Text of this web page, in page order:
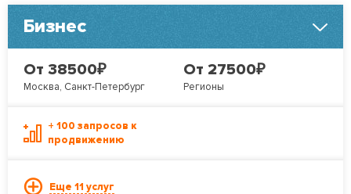
Бизнес
От 38500₽
Москва, Санкт-Петербург
От 27500₽
Регионы
+ 100 запросов к
продвижению
Еще 11 услуг